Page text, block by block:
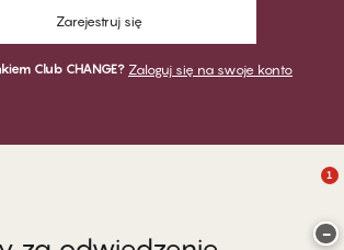
Zarejestruj się
Club CHANGE? Zaloguj się na swoje konto
1
−